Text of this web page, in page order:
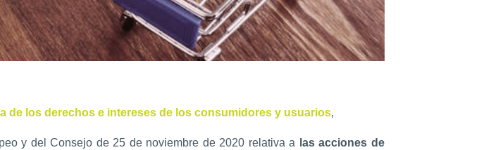
de los derechos e intereses de los consumidores y usuarios,
y del Consejo de 25 de noviembre de 2020 relativa a las acciones de